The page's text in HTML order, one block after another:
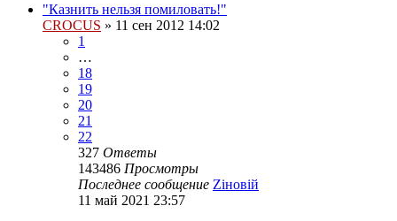
"Казнить нельзя помиловать!"
CROCUS » 11 сен 2012 14:02
1
…
18
19
20
21
22
327 Ответы
143486 Просмотры
Последнее сообщение Zіновій
11 май 2021 23:57